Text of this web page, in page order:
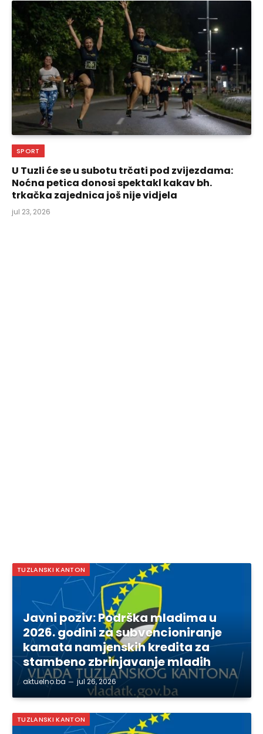
SPORT
U Tuzli će se u subotu trčati pod zvijezdama:
Noćna petica donosi spektakl kakav bh.
trkačka zajednica još nije vidjela
jul 23, 2026
TUZLANSKI KANTON
Javni poziv: Podrška mladima u
2026. godini za subvencioniranje
kamata namjenskih kredita za
stambeno zbrinjavanje mladih
aktuelno.ba jul 26, 2026
TUZLANSKI KANTON